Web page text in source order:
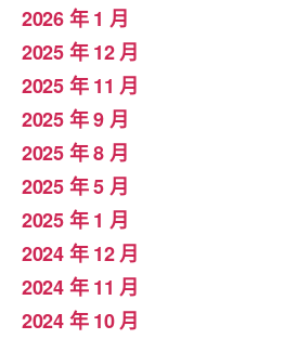
2026 年 1 月
2025 年 12 月
2025 年 11 月
2025 年 9 月
2025 年 8 月
2025 年 5 月
2025 年 1 月
2024 年 12 月
2024 年 11 月
2024 年 10 月